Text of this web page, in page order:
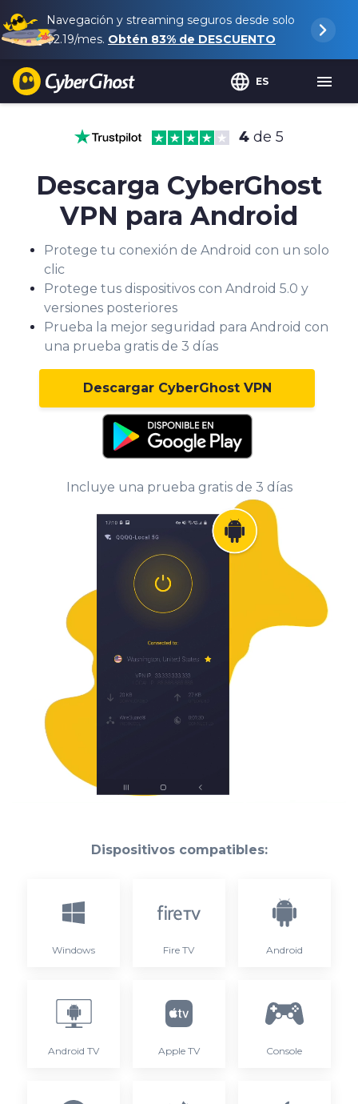
Navegación y streaming seguros desde solo
$2.19/mes. Obtén 83% de DESCUENTO
ES
4 de 5
Descarga CyberGhost
VPN para Android
Protege tu conexión de Android con un solo
clic
Protege tus dispositivos con Android 5.0 y
versiones posteriores
Prueba la mejor seguridad para Android con
una prueba gratis de 3 días
Descargar CyberGhost VPN
Incluye una prueba gratis de 3 días
Dispositivos compatibles:
Windows Fire TV Android
Android TV Apple TV Console